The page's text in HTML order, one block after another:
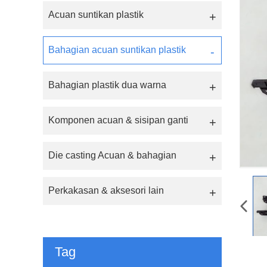
Acuan suntikan plastik
Bahagian acuan suntikan plastik
Bahagian plastik dua warna
Komponen acuan & sisipan ganti
Die casting Acuan & bahagian
Perkakasan & aksesori lain
Tag